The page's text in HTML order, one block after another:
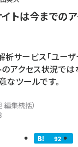
トは今までの
析サービス「ユーザ
アクセス状況では
なツールです。
集統括）
92